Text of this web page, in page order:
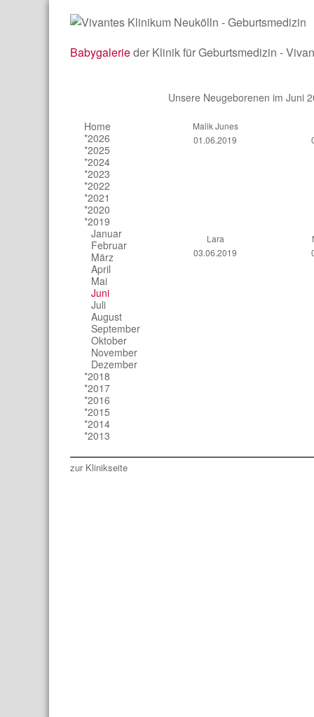
Babygalerieder Klinik für Geburtsmedizin -
Home
*2026
*2025
*2024
*2023
*2022
*2021
*2020
*2019
Januar
Februar
März
April
Mai
Juni
Juli
August
September
Oktober
November
Dezember
*2018
*2017
*2016
*2015
*2014
*2013
Unsere Neugeborenen im Juni
Malik Junes
01.06.2019
Lara
03.06.2019
zur Klinikseite